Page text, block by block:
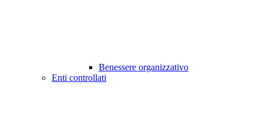
Benessere organizzativo
Enti controllati